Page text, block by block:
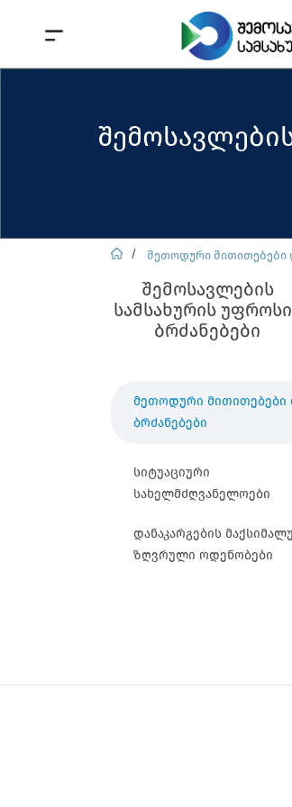
მეთოდური მითითებები
შემოსავლების
სამსახურის
ბრძანებები
მეთოდური მითითებები
ბრძანებები
სიტუაციური
სახელმძღვანელოები
დანაკარგების
ზღვრული ოდენობები